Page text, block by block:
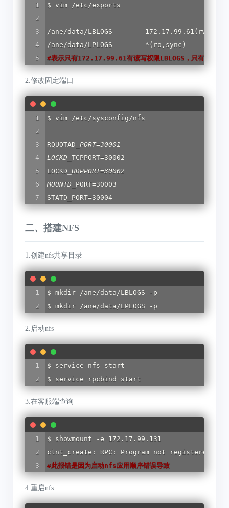
$ vim /etc/exports
/ane/data/LBLOGS
#表示只有172.17.99.61有读写权限LBLOGS，只有读权限
2.修改固定端口
$ vim /etc/sysconfig/nfs
RQUOTAD PORT=30001
LOCKD TCPPORT=30002
LOCKD UDPPORT=30002
MOUNTD
PORT=30003
STATD_PORT=30004
二、搭建NFS
1.创建nfs共享目录
$ mkdir /ane/data/LBLOGS -p
$ mkdir /ane/data/LPLOGS -p
2.启动nfs
$ service nfs start
$ service rpcbind start
3.在客服端查询
$ showmount -e 172.17.99.131
#此报错是因为启动nfs应用顺序错误导致
4.重启nfs